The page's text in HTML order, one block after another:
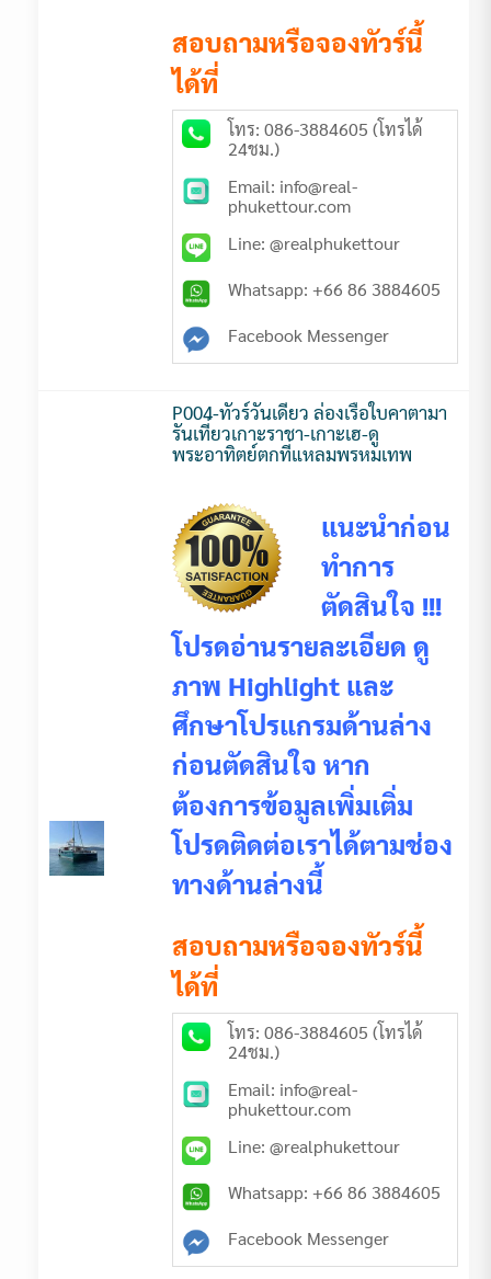
สอบถามหรือจองทัวร์นี้
ได้ที่
โทร: 086-3884605 (โทรได้
24ชม.)
Email: info@real-
phukettour.com
Line: @realphukettour
Whatsapp: +66 86 3884605
Facebook Messenger
P004-ทัวร์วันเดียว ล่องเรือใบคาตามา
รันเที่ยวเกาะราชา-เกาะเฮ-ดู
พระอาทิตย์ตกที่แหลมพรหมเทพ
แนะนำก่อน
ทำการ
ตัดสินใจ !!!
โปรดอ่านรายละเอียด ดู
ภาพ Highlight และ
ศึกษาโปรแกรมด้านล่าง
ก่อนตัดสินใจ หาก
ต้องการข้อมูลเพิ่มเติ่ม
โปรดติดต่อเราได้ตามช่อง
ทางด้านล่างนี้
สอบถามหรือจองทัวร์นี้
ได้ที่
โทร: 086-3884605 (โทรได้
24ชม.)
Email: info@real-
phukettour.com
Line: @realphukettour
Whatsapp: +66 86 3884605
Facebook Messenger